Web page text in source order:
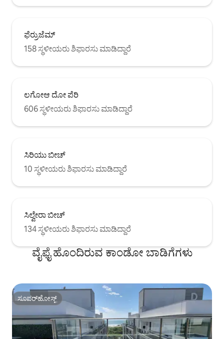
ಫೆರ್ರುಜೆಮ್
158 ಸ್ಥಳೀಯರು ಶಿಫಾರಸು ಮಾಡಿದ್ದಾರೆ
ಲಗೋಆ ದೋ ಪೆರಿ
606 ಸ್ಥಳೀಯರು ಶಿಫಾರಸು ಮಾಡಿದ್ದಾರೆ
ಸಿರಿಯು ಬೀಚ್
10 ಸ್ಥಳೀಯರು ಶಿಫಾರಸು ಮಾಡಿದ್ದಾರೆ
ಸಿಲ್ವೇರಾ ಬೀಚ್
134 ಸ್ಥಳೀಯರು ಶಿಫಾರಸು ಮಾಡಿದ್ದಾರೆ
ವೈಫೈ ಹೊಂದಿರುವ ಕಾಂಡೋ ಬಾಡಿಗೆಗಳು
ಸೂಪರ್‌ಹೋಸ್ಟ್
ಸೂಪರ್‌ಹೋಸ್ಟ್